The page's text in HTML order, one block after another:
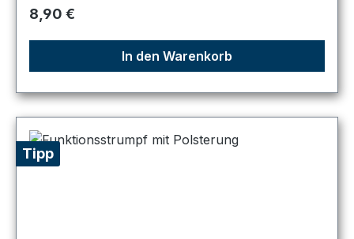
Regulärer Preis:
8,90 €
In den Warenkorb
Tipp